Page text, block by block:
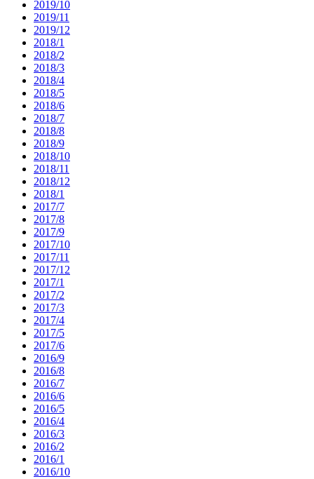
2019/10
2019/11
2019/12
2018/1
2018/2
2018/3
2018/4
2018/5
2018/6
2018/7
2018/8
2018/9
2018/10
2018/11
2018/12
2018/1
2017/7
2017/8
2017/9
2017/10
2017/11
2017/12
2017/1
2017/2
2017/3
2017/4
2017/5
2017/6
2016/9
2016/8
2016/7
2016/6
2016/5
2016/4
2016/3
2016/2
2016/1
2016/10